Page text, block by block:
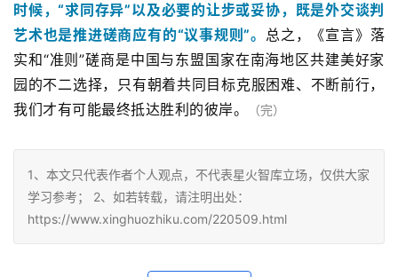
时候，“求同存异”以及必要的让步或妥协，既是外交谈判
艺术也是推进磋商应有的“议事规则”。 总之，《宣言》落
实和“准则”磋商是中国与东盟国家在南海地区共建美好家
园的不二选择，只有朝着共同目标克服困难、不断前行，
我们才有可能最终抵达胜利的彼岸。
（完）
1、本文只代表作者个人观点，不代表星火智库立场，仅供大家
学习参考； 2、如若转载，请注明出处：
https://www.xinghuozhiku.com/220509.html